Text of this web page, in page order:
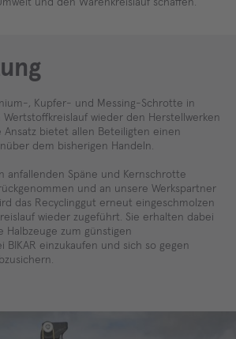
und den Warenkreislauf schaffen.
, Kupfer- und Messing-Schrotte in
wieder den Herstellwerken
Ansatz bietet allen Beteiligten einen
dem bisherigen Handeln.
anfallenden Späne und Kernschrotte
und an unsere Werkspartner
das Recyclinggut erneut eingeschmolzen
wieder zugeführt. Sie erhalten dabei
Halbzeuge zum günstigen
BIKAR einzukaufen und sich so gegen